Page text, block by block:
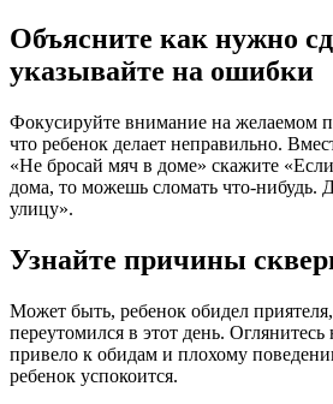
Объясните как нужно
указывайте на ошибки
Фокусируйте внимание на желаемом
что ребенок делает неправильно.
«Не бросай мяч в доме» скажите
дома, то можешь сломать что-нибудь.
улицу».
Узнайте причины
Может быть, ребенок обидел
переутомился в этот день.
привело к обидам и плохому
ребенок успокоится.